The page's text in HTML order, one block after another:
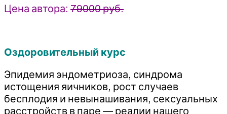
Цена автора: 79000 руб.
Оздоровительный курс
Эпидемия эндометриоза, синдрома
истощения яичников, рост случаев
бесплодия и невынашивания, сексуальных
расстройств в паре — реалии нашего